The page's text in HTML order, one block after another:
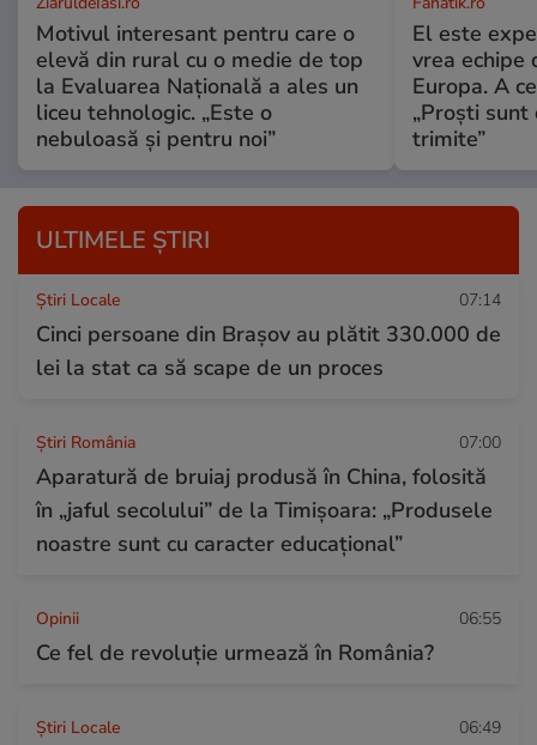
Motivul interesant pentru care o
elevă din rural cu o medie de top
la Evaluarea Națională a ales un
liceu tehnologic. „Este o
nebuloasă și pentru noi”
El este
vrea echipe
Europa. A
„Proști
trimite”
ULTIMELE ȘTIRI
Știri Locale 07:14
Cinci persoane din Brașov au plătit 330.000 de
lei la stat ca să scape de un proces
Știri România 07:00
Aparatură de bruiaj produsă în China, folosită
în „jaful secolului” de la Timișoara: „Produsele
noastre sunt cu caracter educațional”
Opinii 06:55
Ce fel de revoluție urmează în România?
Știri Locale 06:49